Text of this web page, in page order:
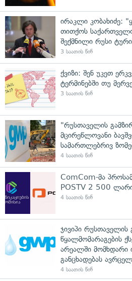
ირაკლი კობახიძე:
თითქოს
შექმნილი რუსი
3 საათის წინ
ქვიზი: შენ უკეთ
ტერმინებში თუ
3 საათის წინ
"რუსთაველის
მცირეწლოვანი
სამართლებრივ
4 საათის წინ
ComCom-მა
POSTV 2 500
4 საათის წინ
ჯივიპი რუსთაველის
წყალმომარაგების
არეალში მომხდარი
განცხადებას
4 საათის წინ